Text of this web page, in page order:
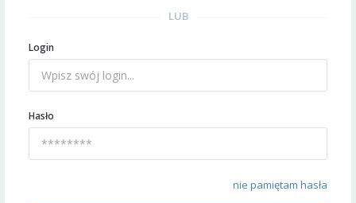
LUB
Login
Hasło
nie pamiętam hasła